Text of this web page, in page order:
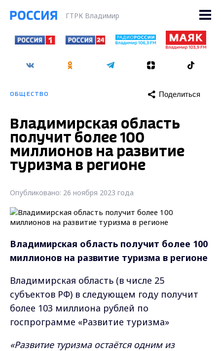
ГТРК Владимир
ОБЩЕСТВО Поделиться
Владимирская область
получит более 100
миллионов на развитие
туризма в регионе
Опубликовано: 26 ноября 2023 года
Владимирская область получит более 100
миллионов на развитие туризма в регионе
Владимирская область (в числе 25
субъектов РФ) в следующем году получит
более 103 миллиона рублей по
госпрограмме «Развитие туризма»
«Развитие туризма остаётся одним из